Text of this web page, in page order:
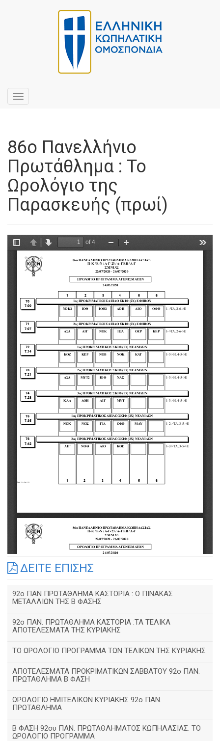
Toggle
navigation
86ο Πανελλήνιο
Πρωτάθλημα : Το
Ωρολόγιο της
Παρασκευής (πρωί)
ΔΕΙΤΕ ΕΠΙΣΗΣ
92o ΠΑΝ ΠΡΩΤΑΘΛΗΜΑ ΚΑΣΤΟΡΙΑ : Ο ΠΙΝΑΚΑΣ
ΜΕΤΑΛΛΙΩΝ ΤΗΣ Β ΦΑΣΗΣ
92ο ΠΑΝ. ΠΡΩΤΑΘΛΗΜΑ ΚΑΣΤΟΡΙΑ :ΤΑ ΤΕΛΙΚΑ
ΑΠΟΤΕΛΕΣΜΑΤΑ ΤΗΣ ΚΥΡΙΑΚΗΣ
ΤΟ ΩΡΟΛΟΓΙΟ ΠΡΟΓΡΑΜΜΑ ΤΩΝ ΤΕΛΙΚΩΝ ΤΗΣ ΚΥΡΙΑΚΗΣ
ΑΠΟΤΕΛΕΣΜΑΤΑ ΠΡΟΚΡΙΜΑΤΙΚΩΝ ΣΑΒΒΑΤΟΥ 92o ΠΑΝ.
ΠΡΩΤΑΘΛΗΜΑ Β ΦΑΣΗ
ΩΡΟΛΟΓΙΟ ΗΜΙΤΕΛΙΚΩΝ ΚΥΡΙΑΚΗΣ 92ο ΠΑΝ.
ΠΡΩΤΑΘΛΗΜΑ
Β ΦΑΣΗ 92ου ΠΑΝ. ΠΡΩΤΑΘΛΗΜΑΤΟΣ ΚΩΠΗΛΑΣΙΑΣ: ΤΟ
ΩΡΟΛΟΓΙΟ ΠΡΟΓΡΑΜΜΑ